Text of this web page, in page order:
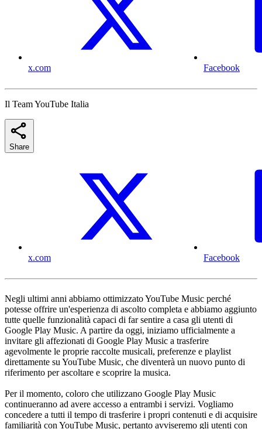
x.com Facebook
Il Team YouTube Italia
Share
x.com Facebook
Negli ultimi anni abbiamo ottimizzato YouTube Music perché
potesse offrire un'esperienza di ascolto completa e abbiamo aggiunto
tutte quelle funzionalità capaci di far sentire a casa gli utenti di
Google Play Music. A partire da oggi, iniziamo ufficialmente a
invitare gli affezionati di Google Play Music a trasferire
agevolmente le proprie raccolte musicali, preferenze e playlist
direttamente su YouTube Music, che diventerà un nuovo punto di
riferimento per ascoltare e scoprire la musica.
Per il momento, coloro che utilizzano Google Play Music
continueranno ad avere accesso a entrambi i servizi. Vogliamo
concedere a tutti il tempo di trasferire i propri contenuti e di acquisire
familiarità con YouTube Music, pertanto avviseremo gli utenti con